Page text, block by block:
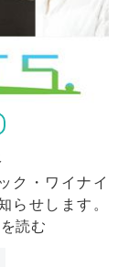
ク・ワイナイ
らせします。
読む